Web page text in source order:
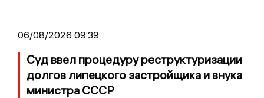
06/08/2026 09:39
Суд ввел процедуру реструктуризации
долгов липецкого застройщика и внука
министра СССР